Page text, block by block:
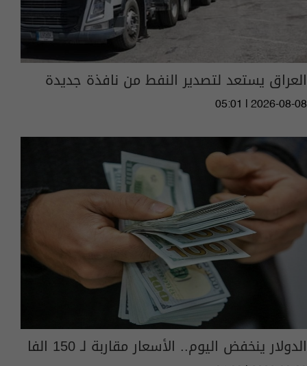
العراق يستعد لتصدير النفط من نافذة جديدة
05:01 | 2026-08-08
الدولار ينخفض اليوم.. الأسعار مقاربة لـ 150 الفا